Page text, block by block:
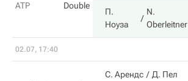
ATP
Double
П.
Ноуза
N.
Oberleitner
02.07, 17:40
С. Арендс Д. Пел